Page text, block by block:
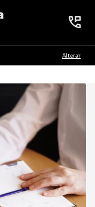
Alterar